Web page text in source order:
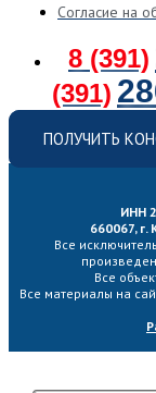
Согласие на
8 (391)
(391)
ПОЛУЧИТЬ
ИНН
660067, г.
Все
Все
Все материалы на